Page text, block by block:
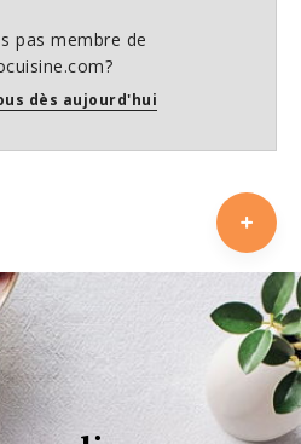
pas membre de
dès aujourd'hui